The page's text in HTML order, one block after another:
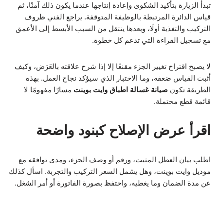
تبدأ الزيارة بتأكيد الشكوى وإعادة إنتاجها عندما يكون ذلك آمنًا، ثم
قياس الدائرة المرتبطة بالوظيفة المتوقفة. يراجع الفني ظروف
التركيب والتغذية أولًا، وبعدها ينتقل من السبب الأبسط إلى الأعمق
مع تسجيل القراءة التي تدعم كل خطوة.
لا يصبح اقتراح تغيير الجزء مقنعًا إلا إذا شرح علاقته بالعَرَض، وكيف
أثبت القياس ضعفه، وما الاختبار الذي سيؤكد نجاح العمل. بهذه
الطريقة تكون صيانة غسالة اطباق وايت بوينت مسارًا مفهومًا لا
قائمة قطع محتملة.
اقرأ عرض الإصلاح كبنود واضحة
اطلب بيان العطل المثبت، ورقم أو وصف الجزء، ومدى توافقه مع
موديل وايت بوينت، وهل يشمل السعر التركيب والتجربة. اسأل كذلك
عن مدة الضمان وما يغطيه، واحتفظ بصورة الفاتورة أو أمر الشغل.